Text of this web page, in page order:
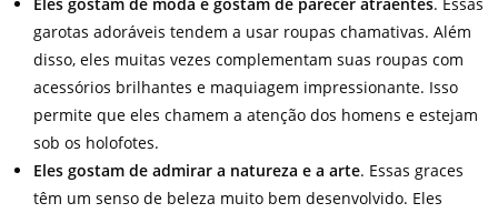
garotas adoráveis tendem a usar roupas chamativas. Além
disso, eles muitas vezes complementam suas roupas com
acessórios brilhantes e maquiagem impressionante. Isso
permite que eles chamem a atenção dos homens e estejam
sob os holofotes.
Eles gostam de admirar a natureza e a arte. Essas graces
têm um senso de beleza muito bem desenvolvido. Eles